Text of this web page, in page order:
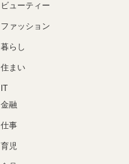
ビューティー
ファッション
暮らし
住まい
IT
金融
仕事
育児